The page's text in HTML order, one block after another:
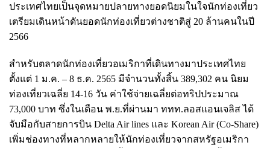
ประเทศไทยเป็นจุดหมายปลายทางยอดนิยมในใจนักท่องเที่ยว
เตรียมเดินหน้าดันยอดนักท่องเที่ยวต่างชาติสู่ 20 ล้านคนในปี
2566
สำหรับตลาดนักท่องเที่ยวอเมริกาที่เดินทางมาประเทศไทย
ตั้งแต่ 1 ม.ค. – 8 ธ.ค. 2565 มีจำนวนทั้งสิ้น 389,302 คน นิยม
ท่องเที่ยวเฉลี่ย 14-16 วัน ค่าใช้จ่ายเฉลี่ยต่อทริปประมาณ
73,000 บาท ซึ่งในเดือน พ.ย.ที่ผ่านมา ททท.ลอสแอนเจลิส ได้
จับมือกับสายการบิน Delta Air lines และ Korean Air (Co-Share)
เพิ่มช่องทางที่หลากหลายให้นักท่องเที่ยวจากสหรัฐอเมริกา